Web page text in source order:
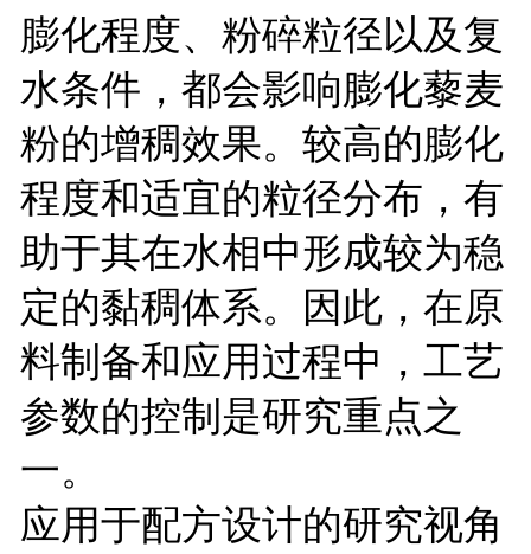
膨化程度、粉碎粒径以及复
水条件，都会影响膨化藜麦
粉的增稠效果。较高的膨化
程度和适宜的粒径分布，有
助于其在水相中形成较为稳
定的黏稠体系。因此，在原
料制备和应用过程中，工艺
参数的控制是研究重点之
一。
应用于配方设计的研究视角